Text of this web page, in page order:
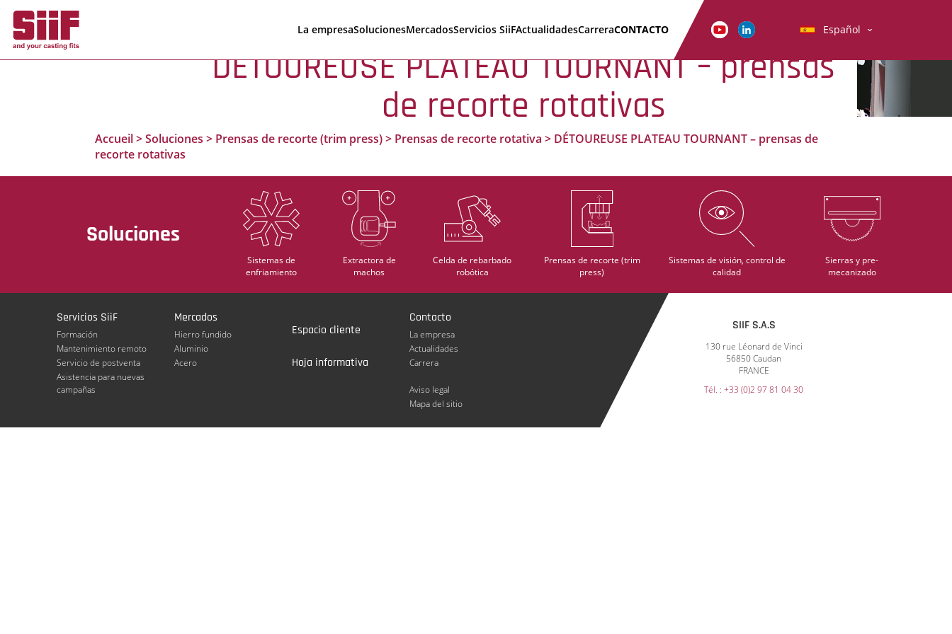
La empresaSolucionesMercadosServicios SiiFActualidadesCarreraCONTACTO Español
DÉTOUREUSE PLATEAU TOURNANT – prensas
de recorte rotativas
Accueil>Soluciones > Prensas de recorte (trim press)> Prensas de recorte rotativa > DÉTOUREUSE PLATEAU TOURNANT – prensas de
recorte rotativas
Soluciones
Sistemas de
enfriamiento
Extractora de
machos
Celda de rebarbado
robótica
Prensas de recorte (trim
press)
Sistemas de visión, control de
calidad
Sierras y pre-
mecanizado
Servicios SiiF
Formación
Mantenimiento remoto
Servicio de postventa
Asistencia para nuevas
campañas
Mercados
Hierro fundido
Aluminio
Acero
Espacio cliente
Hoja informativa
Contacto
La empresa
Actualidades
Carrera
Aviso legal
Mapa del sitio
SIIF S.A.S
130 rue Léonard de Vinci
56850 Caudan
FRANCE
Tél. : +33 (0)2 97 81 04 30
Panel de gestión de cookies